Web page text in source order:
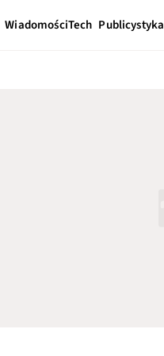
WiadomościTech Publicystyka